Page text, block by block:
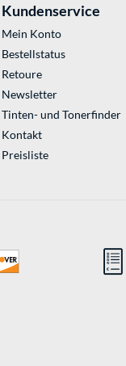
Kundenservice
Mein Konto
Bestellstatus
Retoure
Newsletter
Tinten- und Tonerfinder
Kontakt
Preisliste